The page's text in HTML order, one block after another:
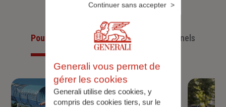
Pour les particuliersPour les professionnels
Generali vous permet de
gérer les cookies
Generali utilise des cookies, y
compris des cookies tiers, sur le
Continuer sans accepter